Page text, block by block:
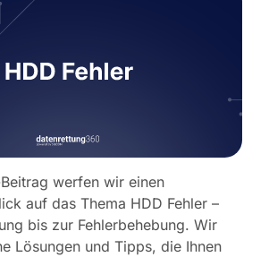
werfen wir einen
auf das Thema HDD Fehler –
bis zur Fehlerbehebung. Wir
Lösungen und Tipps, die Ihnen